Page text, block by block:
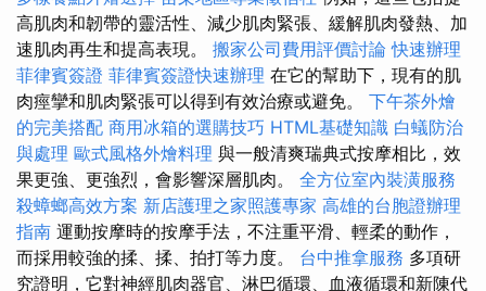
高肌肉和韌帶的靈活性、減少肌肉緊張、緩解肌肉發熱、加
速肌肉再生和提高表現。 搬家公司費用評價討論 快速辦理
菲律賓簽證 菲律賓簽證快速辦理 在它的幫助下，現有的肌
肉痙攣和肌肉緊張可以得到有效治療或避免。 下午茶外燴
的完美搭配 商用冰箱的選購技巧 HTML基礎知識 白蟻防治
與處理 歐式風格外燴料理 與一般清爽瑞典式按摩相比，效
果更強、更強烈，會影響深層肌肉。 全方位室內裝潢服務
殺蟑螂高效方案 新店護理之家照護專家 高雄的台胞證辦理
指南 運動按摩時的按摩手法，不注重平滑、輕柔的動作，
而採用較強的揉、揉、拍打等力度。 台中推拿服務 多項研
究證明，它對神經肌肉器官、淋巴循環、血液循環和新陳代